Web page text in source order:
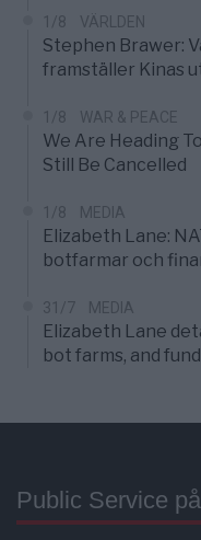
1/8 VÄRLDEN
Stephen Brawer:
framställer Kinas
1/8 WAR & PEACE
We Are Heading
Still Be Cancelled
1/8 MEDIA
Elizabeth Lane:
botfarmar och
31/7 MEDIA
Elizabeth Lane
bot farms, and
Public Service